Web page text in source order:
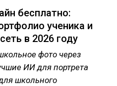
бесплатно:
ученика и
в 2026 году
фото через
ИИ для портрета
школьного